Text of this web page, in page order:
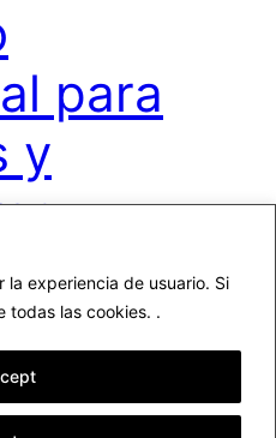
la experiencia de usuario. Si
todas las cookies. .
para
y
profesional para
Cuando escribí